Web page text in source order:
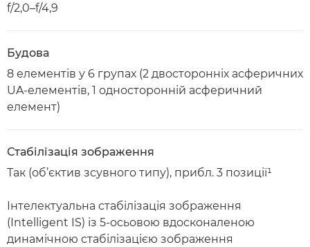
f/2,0–f/4,9
Будова
8 елементів у 6 групах (2 двосторонніх асферичних
UA-елементів, 1 односторонній асферичний
елемент)
Стабілізація зображення
Так (об’єктив зсувного типу), прибл. 3 позиції¹
Інтелектуальна стабілізація зображення
(Intelligent IS) із 5-осьовою вдосконаленою
динамічною стабілізацією зображення